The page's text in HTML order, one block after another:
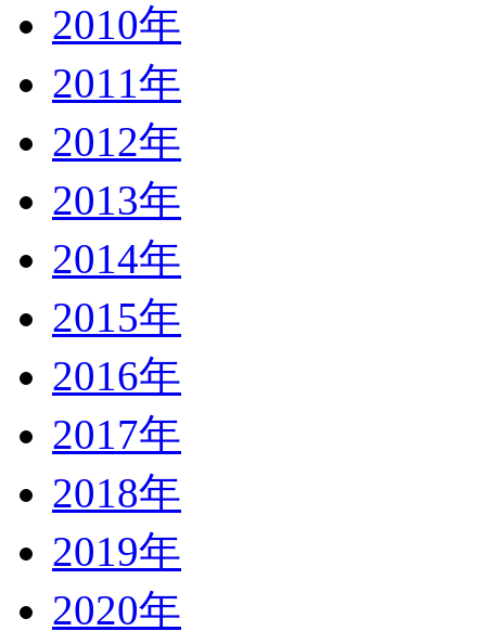
2010年
2011年
2012年
2013年
2014年
2015年
2016年
2017年
2018年
2019年
2020年